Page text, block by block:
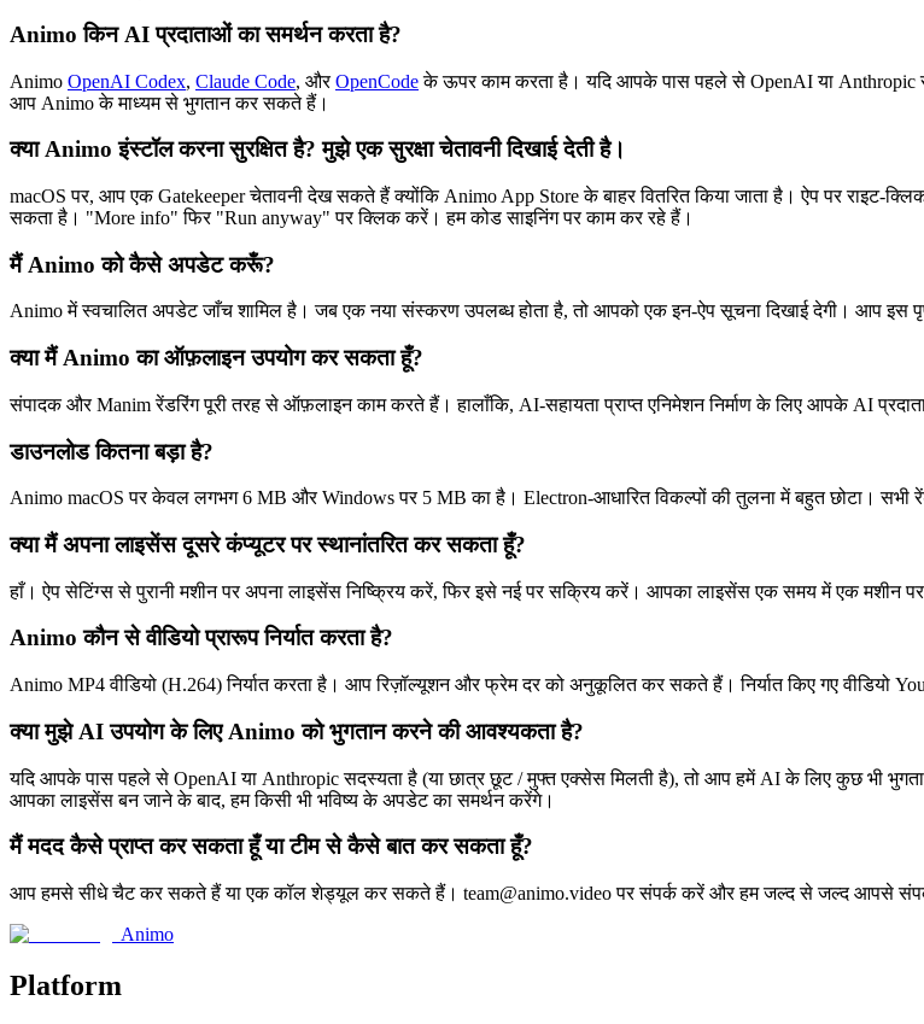
Animo किन AI प्रदाताओं का समर्थन करता है?
Animo OpenAI Codex, Claude Code, औरOpenCodeके ऊपर काम करता है। यदि आपके पास पहले से OpenAI या Anthropic
आप Animo के माध्यम से भुगतान कर सकते हैं।
क्या Animo इंस्टॉल करना सुरक्षित है? मुझे एक सुरक्षा चेतावनी दिखाई देती है।
macOS पर, आप एक Gatekeeper चेतावनी देख सकते हैं क्योंकि Animo App Store के बाहर वितरित किया जाता है। ऐप पर राइट-
सकता है। "More info" फिर "Run anyway" पर क्लिक करें। हम कोड साइनिंग पर काम कर रहे हैं।
मैं Animo को कैसे अपडेट करूँ?
Animo में स्वचालित अपडेट जाँच शामिल है। जब एक नया संस्करण उपलब्ध होता है, तो आपको एक इन-ऐप सूचना दिखाई देगी। आप
क्या मैं Animo का ऑफ़लाइन उपयोग कर सकता हूँ?
संपादक और Manim रेंडरिंग पूरी तरह से ऑफ़लाइन काम करते हैं। हालाँकि, AI-सहायता प्राप्त एनिमेशन निर्माण के लिए आपके AI
डाउनलोड कितना बड़ा है?
Animo macOS पर केवल लगभग 6 MB और Windows पर 5 MB का है। Electron-आधारित विकल्पों की तुलना में बहुत छोटा। सभी
क्या मैं अपना लाइसेंस दूसरे कंप्यूटर पर स्थानांतरित कर सकता हूँ?
हाँ। ऐप सेटिंग्स से पुरानी मशीन पर अपना लाइसेंस निष्क्रिय करें, फिर इसे नई पर सक्रिय करें। आपका लाइसेंस एक समय में एक मशीन
Animo कौन से वीडियो प्रारूप निर्यात करता है?
Animo MP4 वीडियो (H.264) निर्यात करता है। आप रिज़ॉल्यूशन और फ्रेम दर को अनुकूलित कर सकते हैं। निर्यात किए गए वीडियो
क्या मुझे AI उपयोग के लिए Animo को भुगतान करने की आवश्यकता है?
यदि आपके पास पहले से OpenAI या Anthropic सदस्यता है (या छात्र छूट / मुफ्त एक्सेस मिलती है), तो आप हमें AI के लिए कुछ भी
आपका लाइसेंस बन जाने के बाद, हम किसी भी भविष्य के अपडेट का समर्थन करेंगे।
मैं मदद कैसे प्राप्त कर सकता हूँ या टीम से कैसे बात कर सकता हूँ?
आप हमसे सीधे चैट कर सकते हैं या एक कॉल शेड्यूल कर सकते हैं। team@animo.video पर संपर्क करें और हम जल्द से जल्द आपसे
Animo
Platform